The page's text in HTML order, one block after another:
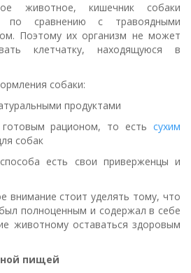
животное, кишечник собаки
по сравнению с травоядными
Поэтому их организм не может
клетчатку, находящуюся в
собаки:
продуктами
рационом, то есть сухим
собак
есть свои приверженцы и
внимание стоит уделять тому, что
полноценным и содержал в себе
животному оставаться здоровым
пищей